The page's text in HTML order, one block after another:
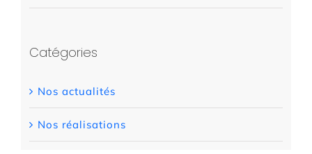
Catégories
Nos actualités
Nos réalisations